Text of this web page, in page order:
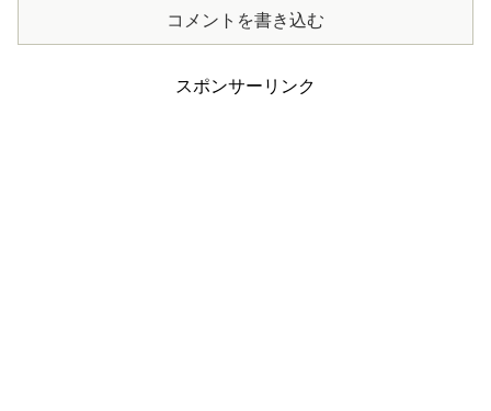
コメントを書き込む
スポンサーリンク